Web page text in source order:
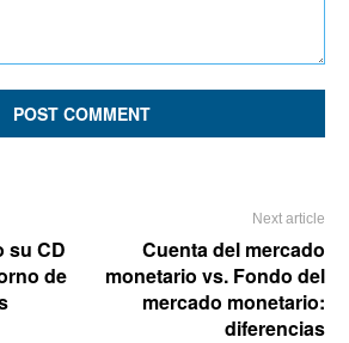
su CD
de
Next article
Cuenta del mercado
monetario vs. Fondo del
mercado monetario:
diferencias